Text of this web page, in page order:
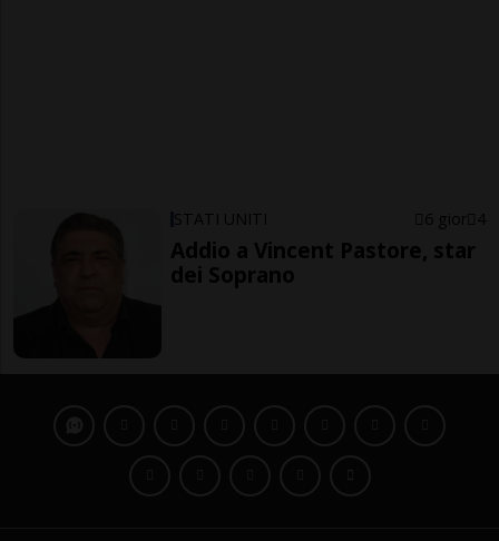
STATI UNITI 6 gior 4
Addio a Vincent Pastore, star
dei Soprano